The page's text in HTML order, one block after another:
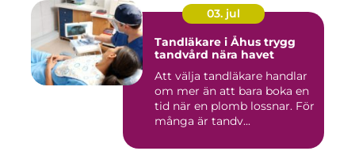
03. jul
Tandläkare i Åhus trygg
tandvård nära havet
Att välja tandläkare handlar
om mer än att bara boka en
tid när en plomb lossnar. För
många är tandv...